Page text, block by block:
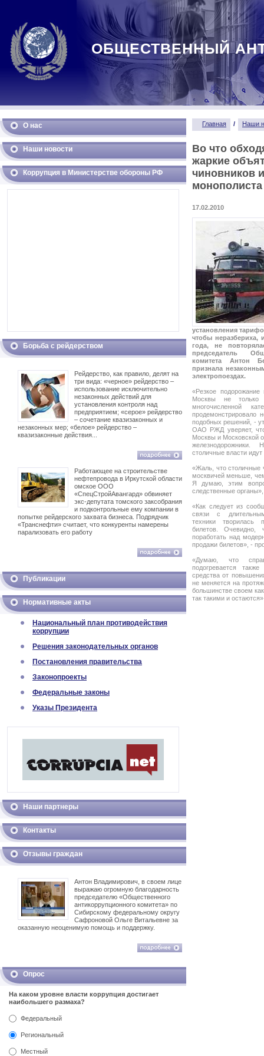
ОБЩЕСТВЕННЫЙ
О нас
Наши новости
Коррупция в Министерстве обороны РФ
Борьба с рейдерством
Рейдерство, как правило, делят на
три вида: «черное» рейдерство –
использование исключительно
незаконных действий для
установления контроля над
предприятием; «серое» рейдерство
– сочетание квазизаконных и
незаконных мер; «белое» рейдерство –
квазизаконные действия...
Работающее на строительстве
нефтепровода в Иркутской области
омское ООО
«СпецСтройАвангард» обвиняет
экс-депутата томского заксобрания
и подконтрольные ему компании в
попытке рейдерского захвата бизнеса. Подрядчик
«Транснефти» считает, что конкуренты намерены
парализовать его работу
Публикации
Нормативные акты
Национальный план противодействия
коррупции
Решения законодательных органов
Постановления правительства
Законопроекты
Федеральные законы
Указы Президента
Наши партнеры
Контакты
Отзывы граждан
Антон Владимирович, в своем лице
выражаю огромную благодарность
председателю «Общественного
антикоррупционного комитета» по
Сибирскому федеральному округу
Сафроновой Ольге Витальевне за
оказанную неоценимую помощь и поддержку.
Опрос
На каком уровне власти коррупция достигает
наибольшего размаха?
Федеральный
Региональный
Местный
Главная / Наши
Во что
жаркие
чиновников
монополиста
17.02.2010
установления
чтобы неразбериха,
года, не
председатель
комитета Антон
признала
электропоездах.
«Резкое подорожание
Москвы не только
многочисленной
продемонстрировало
подобных решений, -
ОАО РЖД уверяет,
Москвы и Московской
железнодорожники.
столичные власти
«Жаль, что столичные
москвичей меньше,
Я думаю, этим
следственные
«Как следует из
связи с
техники творилась
билетов. Очевидно,
поработать над
продажи билетов», -
«Думаю, что
подогревается
средства от
не меняется на
большинстве своем
так такими и